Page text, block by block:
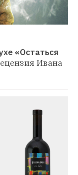
«Остаться
Ивана